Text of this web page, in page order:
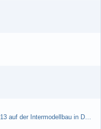
Brushless Buggy Cup am 10.04.2013 auf der Intermodellbau in Dortmund